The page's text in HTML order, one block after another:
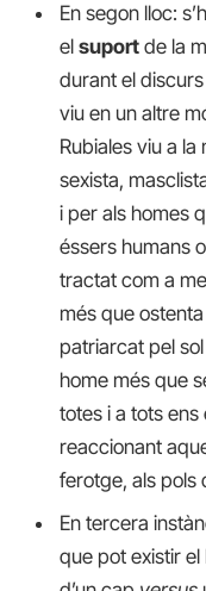
En segon lloc:
el suport de la
durant el
viu en un altre
Rubiales viu a
sexista,
i per als homes
éssers humans
tractat com a
més que
patriarcat pel
home més que
totes i a tots
reaccionant
ferotge, als pols
En tercera
que pot existir